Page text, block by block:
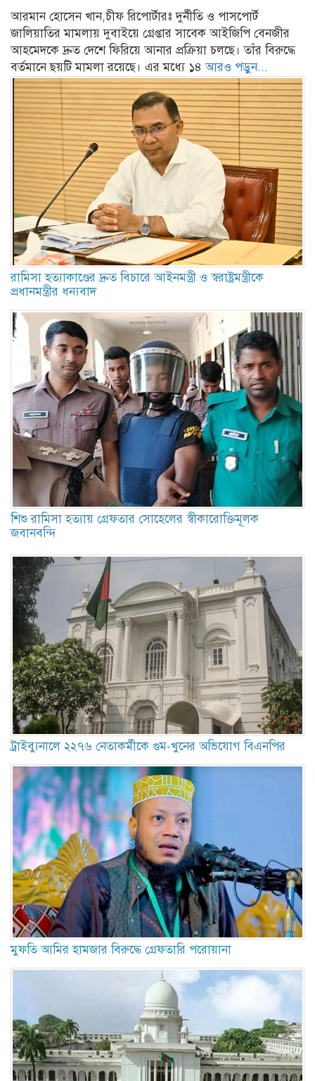
আরমান হোসেন খান,চীফ রিপোর্টারঃ দুর্নীতি ও পাসপোর্ট
জালিয়াতির মামলায় দুবাইয়ে গ্রেপ্তার সাবেক আইজিপি বেনজীর
আহমেদকে দ্রুত দেশে ফিরিয়ে আনার প্রক্রিয়া চলছে। তাঁর বিরুদ্ধে
বর্তমানে ছয়টি মামলা রয়েছে। এর মধ্যে ১৪আরও পড়ুন...
রামিসা হত্যাকাণ্ডের দ্রুত বিচারে আইনমন্ত্রী ও স্বরাষ্ট্রমন্ত্রীকে
প্রধানমন্ত্রীর ধন্যবাদ
শিশু রামিসা হত্যায় গ্রেফতার সোহেলের স্বীকারোক্তিমূলক
জবানবন্দি
ট্রাইব্যুনালে ২২৭৬ নেতাকর্মীকে গুম-খুনের অভিযোগ বিএনপির
মুফতি আমির হামজার বিরুদ্ধে গ্রেফতারি পরোয়ানা